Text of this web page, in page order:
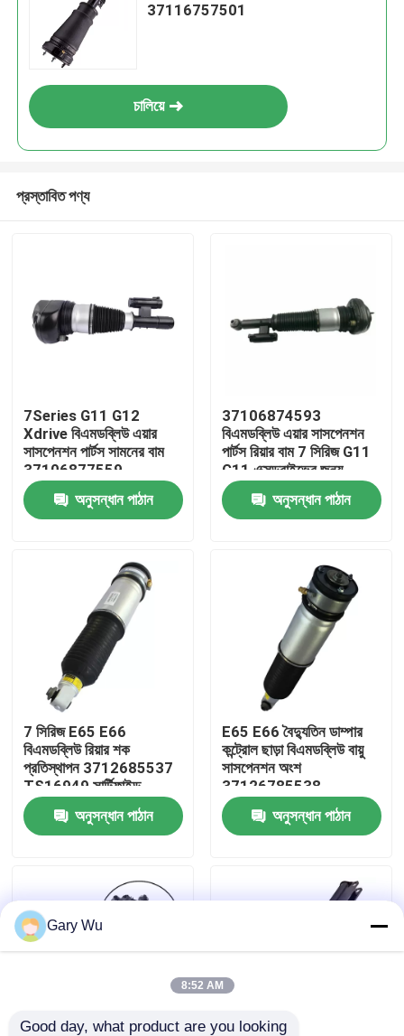
বাড়ি
আমাদের সম্পর্কে
কারখানা ভ্রমণ
মান নিয়ন্ত্রণ
খবর
গাড়ির এয়ার সাসপেনশন সিস্টেম
37116757501
চালিয়ে
প্রস্তাবিত পণ্য
7Series G11 G12
Xdrive বিএমডব্লিউ এয়ার
সাসপেনশন পার্টস সামনের বাম
37106877559
অনুসন্ধান পাঠান
37106874593
বিএমডব্লিউ এয়ার সাসপেনশন
পার্টস রিয়ার বাম 7 সিরিজ G11
G11 এক্সড্রাইভের জন্য
অনুসন্ধান পাঠান
7 সিরিজ E65 E66
বিএমডব্লিউ রিয়ার শক
প্রতিস্থাপন 3712685537
TS16949 সার্টিফাইড
অনুসন্ধান পাঠান
E65 E66 বৈদ্যুতিন ডাম্পার
কন্ট্রোল ছাড়া বিএমডব্লিউ বায়ু
সাসপেনশন অংশ
37126785538
অনুসন্ধান পাঠান
Gary Wu
8:52 AM
Good day, what product are you looking